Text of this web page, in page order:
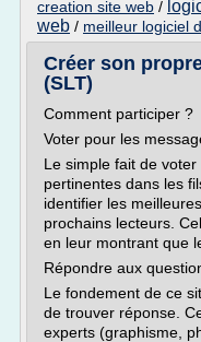
creation site web /
web / meilleur logiciel
Créer son
(SLT)
Comment participer ?
Voter pour les
Le simple fait de
pertinentes dans les
identifier les
prochains lecteurs.
en leur montrant que
Répondre aux
Le fondement de ce
de trouver réponse.
experts (graphisme,